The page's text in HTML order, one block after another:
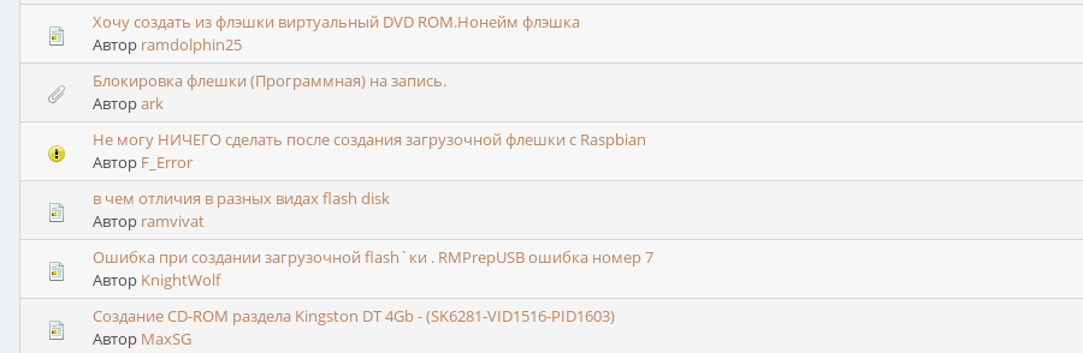
Хочу создать из флэшки виртуальный DVD ROM.Нонейм флэшка
Автор ramdolphin25
Блокировка флешки (Программная) на запись.
Авторark
Не могу НИЧЕГО сделать после создания загрузочной флешки с Raspbian
Автор F_Error
в чем отличия в разных видах flash disk
Автор ramvivat
Ошибка при создании загрузочной flash`ки . RMPrepUSB ошибка номер 7
Автор KnightWolf
Создание CD-ROM раздела Kingston DT 4Gb - (SK6281-VID1516-PID1603)
Автор MaxSG